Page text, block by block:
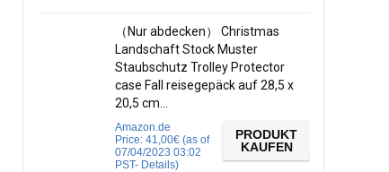
（Nur abdecken） Christmas
Landschaft Stock Muster
Staubschutz Trolley Protector
case Fall reisegepäck auf 28,5 x
20,5 cm…
Amazon.de
Price: 41,00€ (as of
07/04/2023 03:02
PST- Details)
PRODUKT
KAUFEN